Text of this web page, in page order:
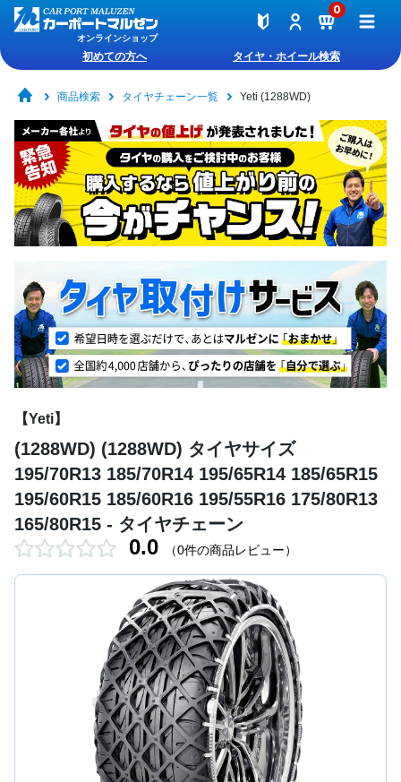
オンラインショップ
0
初めての方へ タイヤ・ホイール検索
商品検索 タイヤチェーン一覧 Yeti (1288WD)
【Yeti】
(1288WD) (1288WD) タイヤサイズ
195/70R13 185/70R14 195/65R14 185/65R15
195/60R15 185/60R16 195/55R16 175/80R13
165/80R15 - タイヤチェーン
0.0 （0件の商品レビュー）